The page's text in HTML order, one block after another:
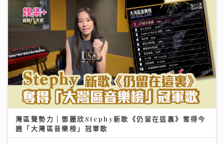
灣區聲勢力｜鄧麗欣Stephy新歌《仍留在這裏》奪得今
週「大灣區音樂榜」冠軍歌